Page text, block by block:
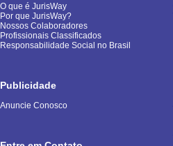
O que é JurisWay
Por que JurisWay?
Nossos Colaboradores
Profissionais Classificados
Responsabilidade Social no Brasil
Publicidade
Anuncie Conosco